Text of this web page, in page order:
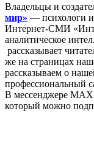
Владельцы и
мир» — психологи
Интернет-СМИ
аналитическое
рассказывает
же на страницах
рассказываем о
профессиональный
В мессенджере MAX
который можно